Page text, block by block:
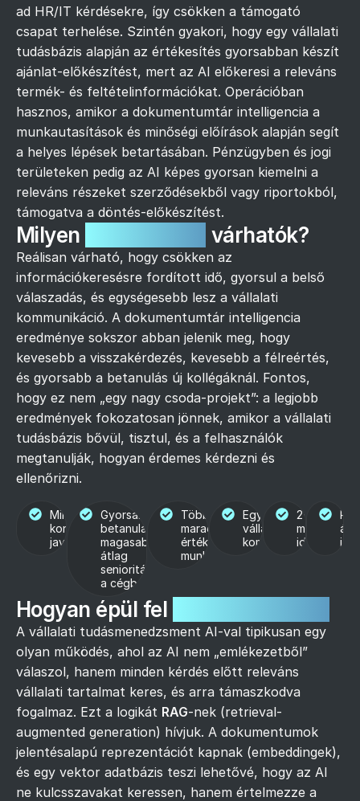
ad HR/IT kérdésekre, így csökken a támogató
csapat terhelése. Szintén gyakori, hogy egy vállalati
tudásbázis alapján az értékesítés gyorsabban készít
ajánlat-előkészítést, mert az AI előkeresi a releváns
termék- és feltételinformációkat. Operációban
hasznos, amikor a dokumentumtár intelligencia a
munkautasítások és minőségi előírások alapján segít
a helyes lépések betartásában. Pénzügyben és jogi
területeken pedig az AI képes gyorsan kiemelni a
releváns részeket szerződésekből vagy riportokból,
támogatva a döntés-előkészítést.
Milyen várhatók?
Reálisan várható, hogy csökken az
információkeresésre fordított idő, gyorsul a belső
válaszadás, és egységesebb lesz a vállalati
kommunikáció. A dokumentumtár intelligencia
eredménye sokszor abban jelenik meg, hogy
kevesebb a visszakérdezés, kevesebb a félreértés,
és gyorsabb a betanulás új kollégáknál. Fontos,
hogy ez nem „egy nagy csoda-projekt”: a legjobb
eredmények fokozatosan jönnek, amikor a vállalati
tudásbázis bővül, tisztul, és a felhasználók
megtanulják, hogyan érdemes kérdezni és
ellenőrizni.
Minőség és
konzisztencia
javulás
Gyorsabb
betanulás,
magasabb
átlag
senioritás
a cégben
Több idő
marad az
értékteremtő
munkára
Egységesebb
vállalati
kommunikáció
2-10 hónap
megtérülési
idő
Hogyan épül fel
A vállalati tudásmenedzsment AI-val tipikusan egy
olyan működés, ahol az AI nem „emlékezetből”
válaszol, hanem minden kérdés előtt releváns
vállalati tartalmat keres, és arra támaszkodva
fogalmaz. Ezt a logikát RAG-nek (retrieval-
augmented generation) hívjuk. A dokumentumok
jelentésalapú reprezentációt kapnak (embeddingek),
és egy vektor adatbázis teszi lehetővé, hogy az AI
ne kulcsszavakat keressen, hanem értelmezze a